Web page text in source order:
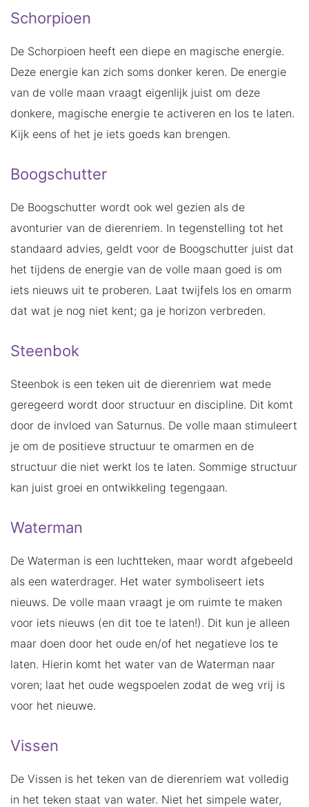
Schorpioen
De Schorpioen heeft een diepe en magische energie.
Deze energie kan zich soms donker keren. De energie
van de volle maan vraagt eigenlijk juist om deze
donkere, magische energie te activeren en los te laten.
Kijk eens of het je iets goeds kan brengen.
Boogschutter
De Boogschutter wordt ook wel gezien als de
avonturier van de dierenriem. In tegenstelling tot het
standaard advies, geldt voor de Boogschutter juist dat
het tijdens de energie van de volle maan goed is om
iets nieuws uit te proberen. Laat twijfels los en omarm
dat wat je nog niet kent; ga je horizon verbreden.
Steenbok
Steenbok is een teken uit de dierenriem wat mede
geregeerd wordt door structuur en discipline. Dit komt
door de invloed van Saturnus. De volle maan stimuleert
je om de positieve structuur te omarmen en de
structuur die niet werkt los te laten. Sommige structuur
kan juist groei en ontwikkeling tegengaan.
Waterman
De Waterman is een luchtteken, maar wordt afgebeeld
als een waterdrager. Het water symboliseert iets
nieuws. De volle maan vraagt je om ruimte te maken
voor iets nieuws (en dit toe te laten!). Dit kun je alleen
maar doen door het oude en/of het negatieve los te
laten. Hierin komt het water van de Waterman naar
voren; laat het oude wegspoelen zodat de weg vrij is
voor het nieuwe.
Vissen
De Vissen is het teken van de dierenriem wat volledig
in het teken staat van water. Niet het simpele water,